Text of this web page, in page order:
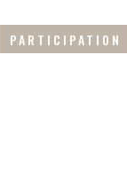
PARTICIPATION